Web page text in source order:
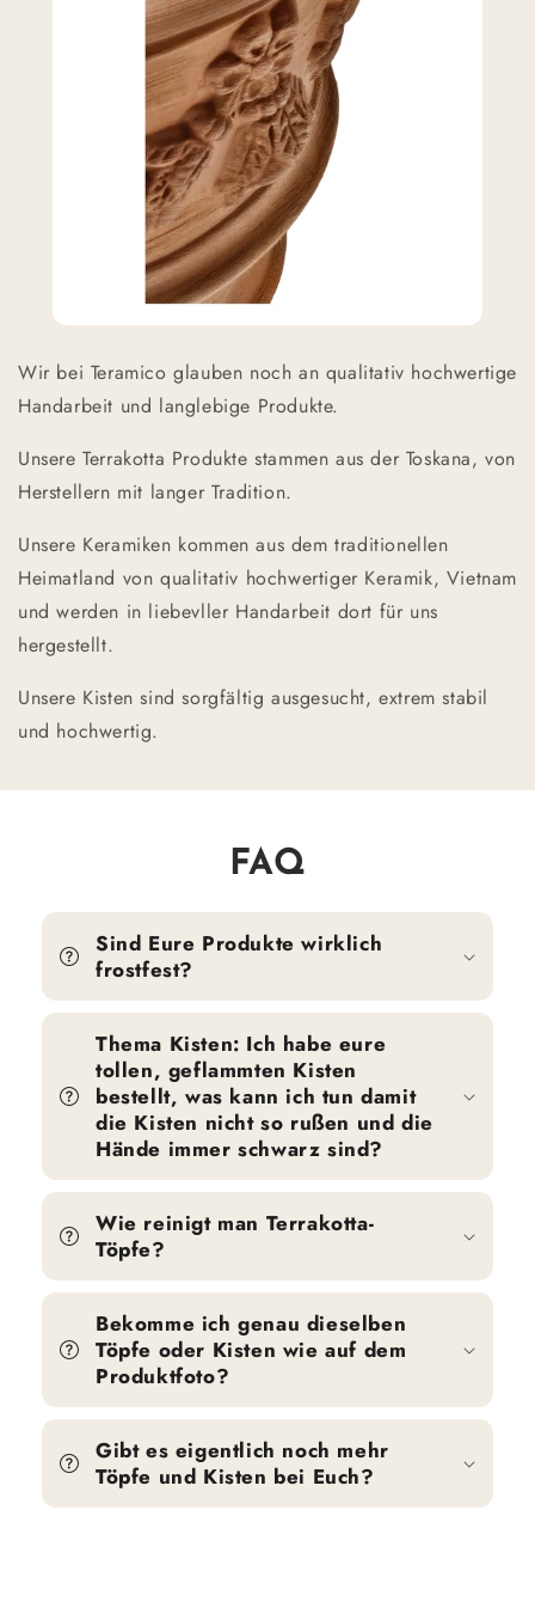
Wir bei Teramico glauben noch an qualitativ hochwertige
Handarbeit und langlebige Produkte.
Unsere Terrakotta Produkte stammen aus der Toskana, von
Herstellern mit langer Tradition.
Unsere Keramiken kommen aus dem traditionellen
Heimatland von qualitativ hochwertiger Keramik, Vietnam
und werden in liebevller Handarbeit dort für uns
hergestellt.
Unsere Kisten sind sorgfältig ausgesucht, extrem stabil
und hochwertig.
FAQ
Sind Eure Produkte wirklich
frostfest?
Thema Kisten: Ich habe eure
tollen, geflammten Kisten
bestellt, was kann ich tun damit
die Kisten nicht so rußen und die
Hände immer schwarz sind?
Wie reinigt man Terrakotta-
Töpfe?
Bekomme ich genau dieselben
Töpfe oder Kisten wie auf dem
Produktfoto?
Gibt es eigentlich noch mehr
Töpfe und Kisten bei Euch?